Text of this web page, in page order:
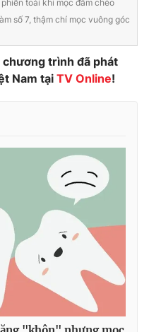
video
Thể thao
toái khi mọc đâm chéo
số 7, thậm chí mọc vuông góc
chương trình đã phát
Nam tại TV Online!